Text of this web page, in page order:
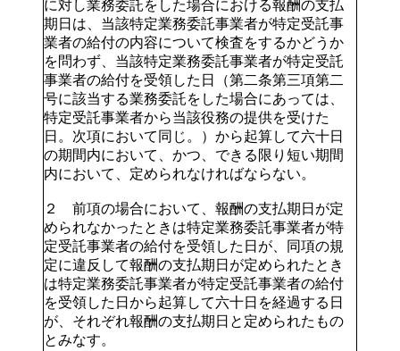
に対し業務委託をした場合における報酬の支払
期日は、当該特定業務委託事業者が特定受託事
業者の給付の内容について検査をするかどうか
を問わず、当該特定業務委託事業者が特定受託
事業者の給付を受領した日（第二条第三項第二
号に該当する業務委託をした場合にあっては、
特定受託事業者から当該役務の提供を受けた
日。次項において同じ。）から起算して六十日
の期間内において、かつ、できる限り短い期間
内において、定められなければならない。
２ 前項の場合において、報酬の支払期日が定
められなかったときは特定業務委託事業者が特
定受託事業者の給付を受領した日が、同項の規
定に違反して報酬の支払期日が定められたとき
は特定業務委託事業者が特定受託事業者の給付
を受領した日から起算して六十日を経過する日
が、それぞれ報酬の支払期日と定められたもの
とみなす。